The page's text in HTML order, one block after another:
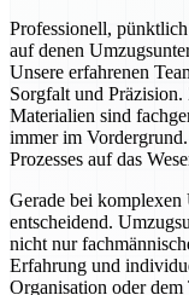
Professionell,
auf denen
Unsere erfahrenen
Sorgfalt und
Materialien sind
immer im
Prozesses auf das
Gerade bei komplexen
entscheidend.
nicht nur
Erfahrung und
Organisation oder